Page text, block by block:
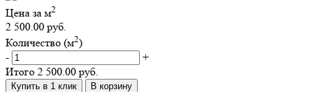
Цена за м2
2 500.00 руб.
Количество (м2)
-
+
Итого 2 500.00 руб.
Купить в 1 клик В корзину